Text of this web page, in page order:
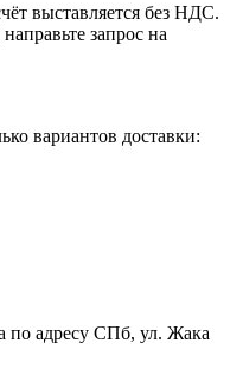
выставляется без НДС.
запрос на
вариантов доставки:
по адресу СПб, ул. Жака